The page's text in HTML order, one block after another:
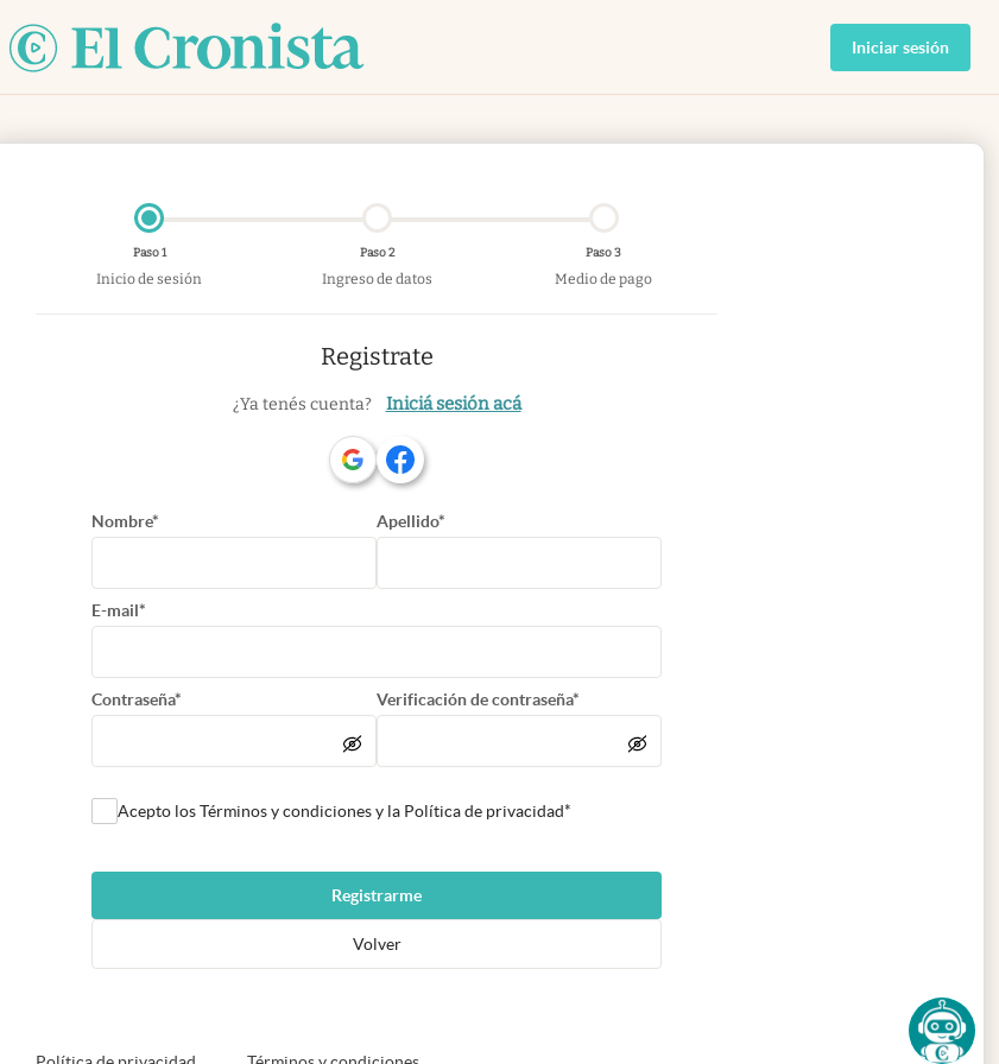
Iniciar sesión
Paso 1
Inicio de sesión
Paso 2
Ingreso de datos
Paso 3
Medio de pago
Registrate
¿Ya tenés cuenta? Iniciá sesión acá
Nombre* Apellido*
E-mail*
Contraseña* Verificación de contraseña*
Acepto los Términos y condiciones y la Política de privacidad*
Registrarme
Volver